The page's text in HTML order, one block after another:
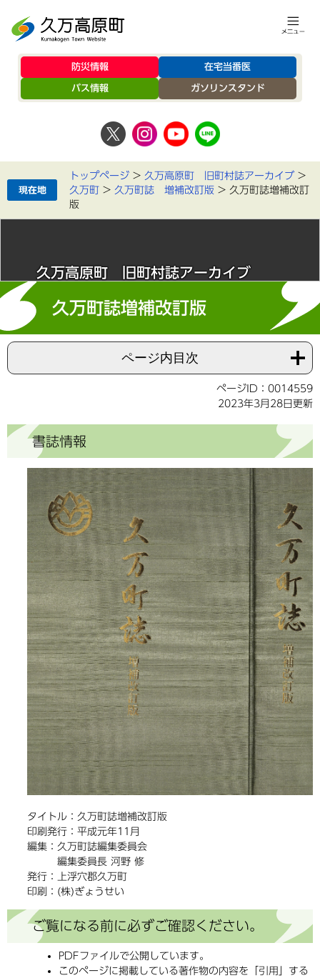
防災情報 在宅当番医
バス情報 ガソリンスタンド
トップページ > 久万高原町 旧町村誌アーカイブ >
久万町 > 久万町誌 増補改訂版 > 久万町誌増補改訂
版
久万高原町 旧町村誌アーカイブ
久万町誌増補改訂版
ページ内目次
ページID：0014559
2023年3月28日更新
書誌情報
タイトル：久万町誌増補改訂版
印刷発行：平成元年11月
編集：久万町誌編集委員会
編集委員長 河野 修
発行：上浮穴郡久万町
印刷：(株)ぎょうせい
ご覧になる前に必ずご確認ください。
PDFファイルで公開しています。
このページに掲載している著作物の内容を「引用」する